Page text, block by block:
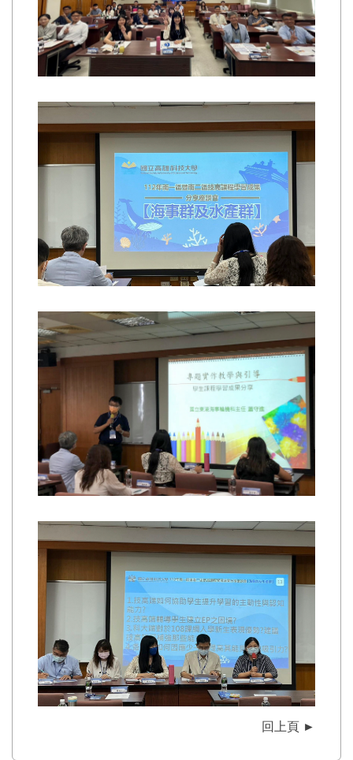
回上頁 ►